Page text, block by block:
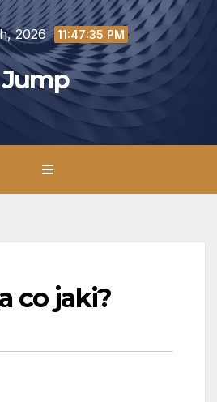
2026 11:47:37 PM
Jump
co jaki?